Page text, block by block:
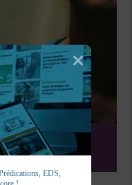
EDS,